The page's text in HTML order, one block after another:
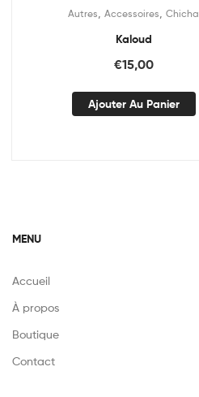
Autres Accessoires Chicha
Kaloud
€15,00
Ajouter Au Panier
MENU
Accueil
À propos
Boutique
Contact